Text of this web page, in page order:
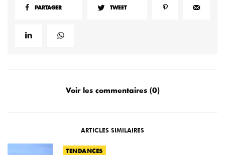
PARTAGER TWEET
Voir les commentaires (0)
ARTICLES SIMILAIRES
TENDANCES